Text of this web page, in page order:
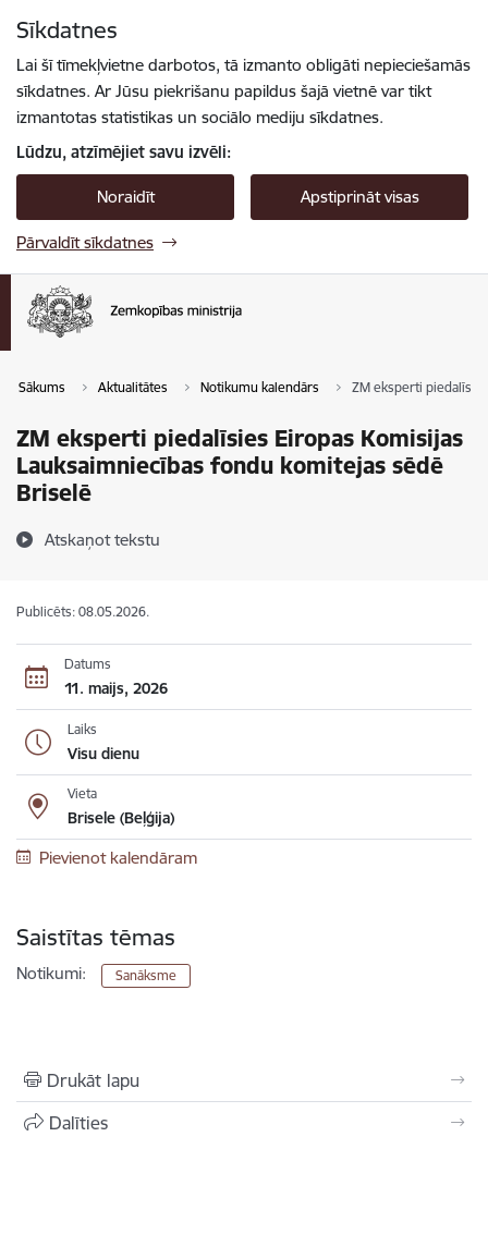
Sīkdatnes
Lai šī tīmekļvietne darbotos, tā izmanto obligāti nepieciešamās
sīkdatnes. Ar Jūsu piekrišanu papildus šajā vietnē var tikt
izmantotas statistikas un sociālo mediju sīkdatnes.
Lūdzu, atzīmējiet savu izvēli:
Noraidīt Apstiprināt visas
Pārvaldīt sīkdatnes
Sākums Aktualitātes Notikumu kalendārs ZM eksperti
ZM eksperti piedalīsies Eiropas Komisijas
Lauksaimniecības fondu komitejas sēdē
Briselē
Atskaņot tekstu
Publicēts: 08.05.2026.
Datums
11. maijs, 2026
Laiks
Visu dienu
Vieta
Brisele (Beļģija)
Pievienot kalendāram
Saistītas tēmas
Notikumi: Sanāksme
Drukāt lapu
Dalīties